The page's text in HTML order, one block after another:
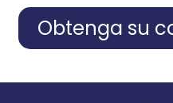
Obtenga su